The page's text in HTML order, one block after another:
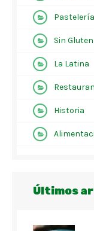
Sin Gluten
La Latina
Historia
Últimos